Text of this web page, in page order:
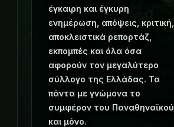
έγκαιρη και έγκυρη
ενημέρωση, απόψεις, κριτική,
αποκλειστικά ρεπορτάζ,
εκπομπές και όλα όσα
αφορούν τον μεγαλύτερο
σύλλογο της Ελλάδας. Τα
πάντα με γνώμονα το
συμφέρον του Παναθηναϊκού
και μόνο.